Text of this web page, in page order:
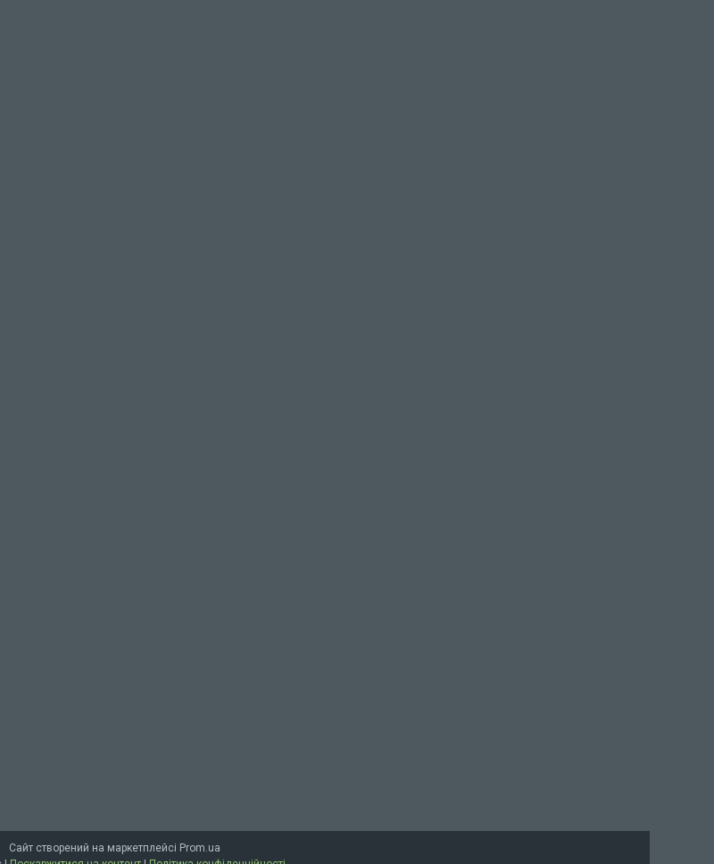
Сайт створений на маркетплейсі Prom.ua